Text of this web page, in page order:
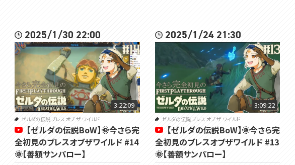
2025/1/30 22:00
3:22:09
ゼルダの伝説 ブレス オブ ザ ワイルド
【ゼルダの伝説BoW】🌞今さら完
全初見のブレスオブザワイルド #14
🌞【善額サンパロー】
2025/1/24 21:30
3:09:22
ゼルダの伝説 ブレス オブ ザ ワイルド
【ゼルダの伝説BoW】🌞今さら完
全初見のブレスオブザワイルド #13
🌞【善額サンパロー】